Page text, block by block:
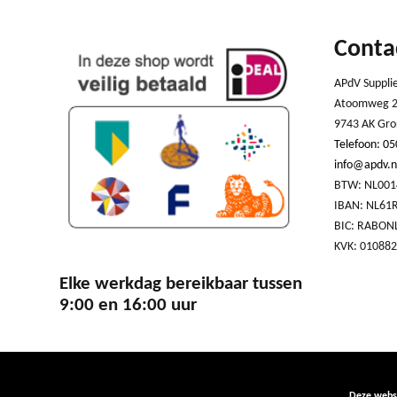
USB 2.0
voorzijde
Elke werkdag bereikbaar tussen
9:00 en 16:00 uur
APdV
Atoomweg
9743 AK
Telefoon:
info@apdv.nl
BTW:
IBAN:
BIC:
KVK: